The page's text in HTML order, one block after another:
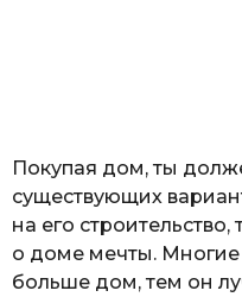
Покупая дом, ты
существующих
на его
о доме мечты. Многие
больше дом, тем он